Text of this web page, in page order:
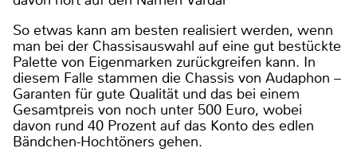
So etwas kann am besten realisiert werden, wenn
man bei der Chassisauswahl auf eine gut bestückte
Palette von Eigenmarken zurückgreifen kann. In
diesem Falle stammen die Chassis von Audaphon –
Garanten für gute Qualität und das bei einem
Gesamtpreis von noch unter 500 Euro, wobei
davon rund 40 Prozent auf das Konto des edlen
Bändchen-Hochtöners gehen.